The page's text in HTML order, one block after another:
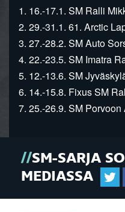
1. 16.-17.1. SM Ralli
2. 29.-31.1. 61. Arctic
3. 27.-28.2. SM Auto
4. 22.-23.5. SM Imatra
5. 12.-13.6. SM
6. 14.-15.8. Fixus SM
7. 25.-26.9. SM
SM-SARJA
MEDIASSA